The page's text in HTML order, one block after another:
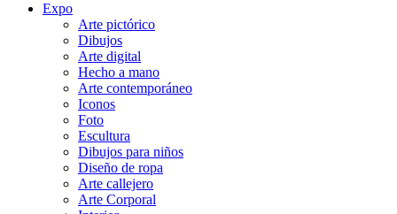
Expo
Arte pictórico
Dibujos
Arte digital
Hecho a mano
Arte contemporáneo
Iconos
Foto
Escultura
Dibujos para niños
Diseño de ropa
Arte callejero
Arte Corporal